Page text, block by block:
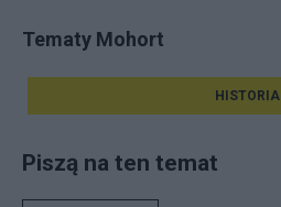
Tematy Mohort
HISTORIA
Piszą na ten temat